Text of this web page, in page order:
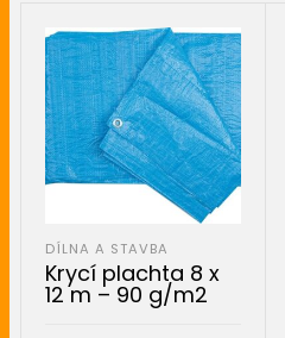
DÍLNA A STAVBA
Krycí plachta 8 x
12 m – 90 g/m2